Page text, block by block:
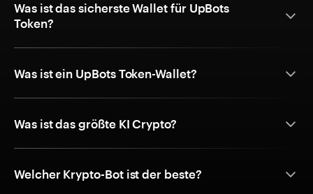
Was ist das sicherste Wallet für UpBots
Token?
Was ist ein UpBots Token-Wallet?
Was ist das größte KI Crypto?
Welcher Krypto-Bot ist der beste?